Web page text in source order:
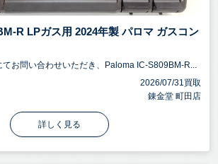
R LPガス用 2024年製 パロマ ガスコン
お問い合わせいただき、Paloma IC-S809BM-R...
2026/07/31買取
錬金堂 町田店
詳しく見る